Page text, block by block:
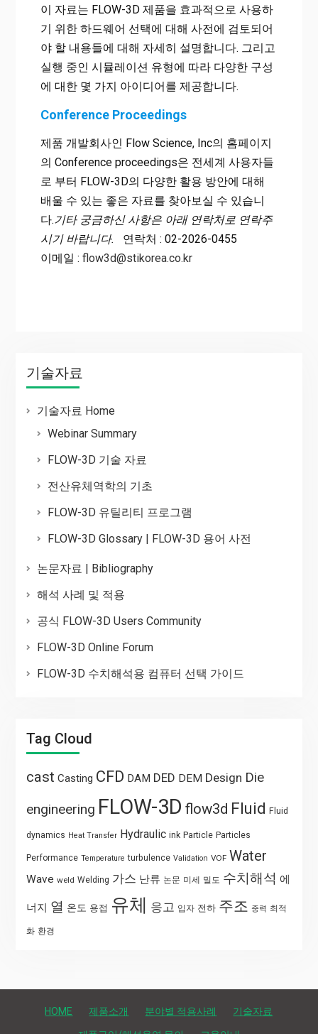
이 자료는 FLOW-3D 제품을 효과적으로 사용하
기 위한 하드웨어 선택에 대해 사전에 검토되어
야 할 내용들에 대해 자세히 설명합니다. 그리고
실행 중인 시뮬레이션 유형에 따라 다양한 구성
에 대한 몇 가지 아이디어를 제공합니다.
Conference Proceedings
제품 개발회사인 Flow Science, Inc의 홈페이지
의 Conference proceedings은 전세계 사용자들
로 부터 FLOW-3D의 다양한 활용 방안에 대해
배울 수 있는 좋은 자료를 찾아보실 수 있습니
다.기타 궁금하신 사항은 아래 연락처로 연락주
시기 바랍니다. 연락처 : 02-2026-0455
이메일 : flow3d@stikorea.co.kr
기술자료
기술자료 Home
Webinar Summary
FLOW-3D 기술 자료
전산유체역학의 기초
FLOW-3D 유틸리티 프로그램
FLOW-3D Glossary | FLOW-3D 용어 사전
논문자료 | Bibliography
해석 사례 및 적용
공식 FLOW-3D Users Community
FLOW-3D Online Forum
FLOW-3D 수치해석용 컴퓨터 선택 가이드
Tag Cloud
cast Casting CFD DAM DED DEM Design Die
engineering FLOW-3D flow3d Fluid Fluid
dynamics Heat Transfer Hydraulic ink Particle Particles
Performance Temperature turbulence Validation VOF Water
Wave weld Welding 가스 난류 논문 미세 밀도 수치해석 에
너지 열 온도 용접 유체 응고 입자 전하 주조 중력 최적
화 환경
HOME 제품소개 분야별 적용사례 기술자료